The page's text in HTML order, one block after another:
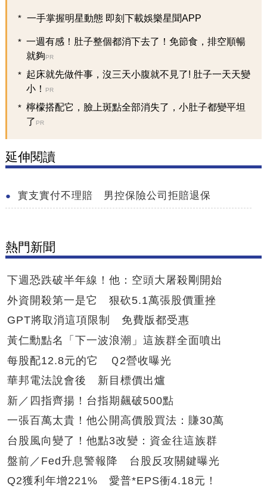
一手掌握明星動態 即刻下載娛樂星聞APP
一週有感！肚子整個都消下去了！免節食，排空順暢
就夠PR
起床就先做件事，沒三天小腹就不見了! 肚子一天天變
小！
PR
檸檬搭配它，臉上斑點全部消失了，小肚子都變平坦
了 PR
延伸閱讀
實支實付不理賠 男控保險公司拒賠退保
熱門新聞
下週恐跌破半年線！他：空頭大屠殺剛開始
外資開殺第一是它 狠砍5.1萬張股價重挫
GPT將取消這項限制 免費版都受惠
黃仁勳點名「下一波浪潮」這族群全面噴出
每股配12.8元的它 Ｑ2營收曝光
華邦電法說會後 新目標價出爐
新／四指齊揚！台指期飆破500點
一張百萬太貴！他公開高價股買法：賺30萬
台股風向變了！他點3改變：資金往這族群
盤前／Fed升息警報降 台股反攻關鍵曝光
Q2獲利年增221% 愛普*EPS衝4.18元！